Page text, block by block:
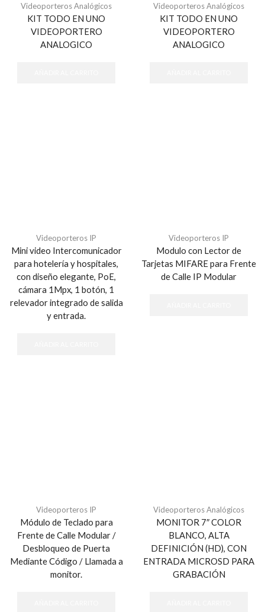
Videoporteros Analógicos
KIT TODO EN UNO
VIDEOPORTERO
ANALOGICO
Videoporteros Analógicos
KIT TODO EN UNO
VIDEOPORTERO
ANALOGICO
Videoporteros IP
Mini video Intercomunicador
para hotelería y hospitales,
con diseño elegante, PoE,
cámara 1Mpx, 1 botón, 1
relevador integrado de salida
y entrada.
Videoporteros IP
Modulo con Lector de
Tarjetas MIFARE para Frente
de Calle IP Modular
Videoporteros IP
Módulo de Teclado para
Frente de Calle Modular /
Desbloqueo de Puerta
Mediante Código / Llamada a
monitor.
Videoporteros Analógicos
MONITOR 7″ COLOR
BLANCO, ALTA
DEFINICIÓN (HD), CON
ENTRADA MICROSD PARA
GRABACIÓN